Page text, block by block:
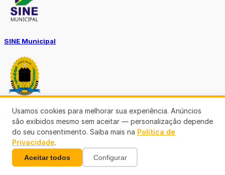
SINE Municipal
Transparência Porto Velho
Usamos cookies para melhorar sua experiência. Anúncios
são exibidos mesmo sem aceitar — personalização depende
do seu consentimento. Saiba mais na Política de
Privacidade.
Aceitar todos Configurar